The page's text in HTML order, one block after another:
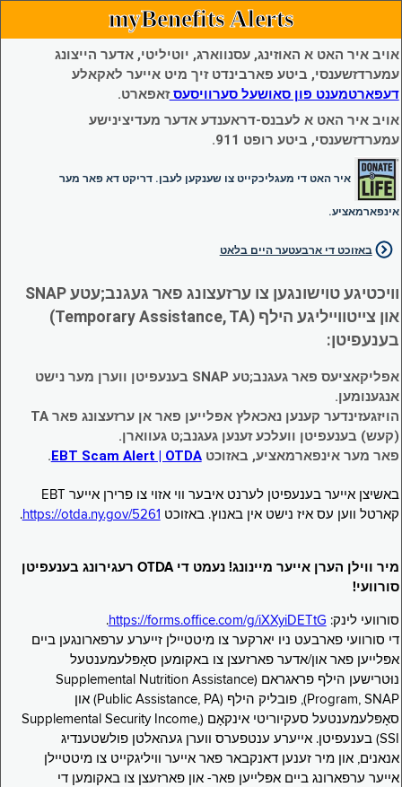
myBenefits Alerts
אויב איר האט א האוזינג, עסנווארג, יוטיליטי, אדער הייצונג
עמערדזשענסי, ביטע פארבינדט זיך מיט אייער לאקאלע
דעפארטמענט פון סאושעל סערוויסעסזאפארט.
אויב איר האט א לעבנס-דראענדע אדער מעדיצינישע
עמערדזשענסי, ביטע רופט 911.
איר האט די מעגליכקייט צו שענקען לעבן. דריקט דא פאר מער
אינפארמאציע.
באזוכט די ארבעטער היים בלאט
וויכטיגע טוישונגען צו ערזעצונג פאר געגנב;עטע SNAP
און צייטווייליגע הילף (Temporary Assistance, TA)
בענעפיטן:
אפליקאציעס פאר געגנב;טע SNAP בענעפיטן ווערן מער נישט
אנגענומען.
הויזגעזינדער קענען נאכאלץ אפּלייען פאר אן ערזעצונג פאר TA
(קעש) בענעפיטן וועלכע זענען געגנב;ט געווארן.
פאר מער אינפארמאציע, באזוכטEBT Scam Alert | OTDA
.
באשיצן אייער בענעפיטן לערנט איבער ווי אזוי צו פרירן אייער EBT
קארטל ווען עס איז נישט אין באנוץ. באזוכט https://otda.ny.gov/5261
.
מיר ווילן הערן אייער מיינונג! נעמט די OTDA רעגירונג בענעפיטן
סורוועי!
סורוועי לינק: https://forms.office.com/g/iXXyiDETtG
.
די סורוועי פארבעט ניו יארקער צו מיטטיילן זייערע ערפארונגען ביים
אפּלייען פאר און/אדער פארזעצן צו באקומען סאָפּלעמענטעל
נוּטרישען הילף פראגראם (Supplemental Nutrition Assistance
Program, SNAP), פובליק הילף (Public Assistance, PA) און
סאָפּלעמענטעל סעקיוריטי אינקאָם (Supplemental Security Income,
SSI) בענעפיטן. אייערע ענטפערס ווערן געהאלטן פולשטענדיג
אנאנים, און מיר זענען דאנקבאר פאר אייער וויליגקייט צו מיטטיילן
אייער ערפארונג ביים אפּלייען פאר- און פארזעצן צו באקומען די